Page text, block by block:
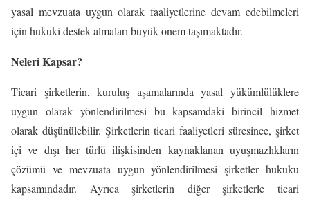
yasal mevzuata uygun olarak faaliyetlerine devam edebilmeleri
için hukuki destek almaları büyük önem taşımaktadır.
Neleri Kapsar?
Ticari şirketlerin, kuruluş aşamalarında yasal yükümlülüklere
uygun olarak yönlendirilmesi bu kapsamdaki birincil hizmet
olarak düşünülebilir. Şirketlerin ticari faaliyetleri süresince, şirket
içi ve dışı her türlü ilişkisinden kaynaklanan uyuşmazlıkların
çözümü ve mevzuata uygun yönlendirilmesi şirketler hukuku
kapsamındadır. Ayrıca şirketlerin diğer şirketlerle ticari